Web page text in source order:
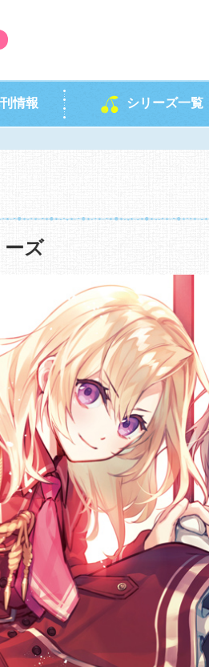
情報 シリーズ一覧
ーズ